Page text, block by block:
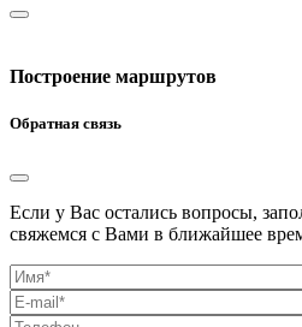
Построение маршрутов
Обратная связь
Если у Вас остались вопросы,
свяжемся с Вами в ближайшее